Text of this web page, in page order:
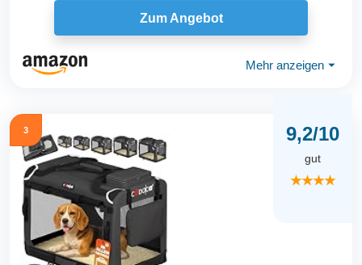
Zum Angebot
Mehr anzeigen ⏷
3 9,2/10
gut
★★★★